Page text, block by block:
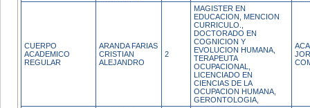
CUERPO
ACADEMICO
REGULAR
ARANDA FARIAS
CRISTIAN
ALEJANDRO
2
MAGISTER EN
EDUCACION, MENCION
CURRICULO.,
DOCTORADO EN
COGNICION Y
EVOLUCION HUMANA,
TERAPEUTA
OCUPACIONAL,
LICENCIADO EN
CIENCIAS DE LA
OCUPACION HUMANA,
GERONTOLOGIA,